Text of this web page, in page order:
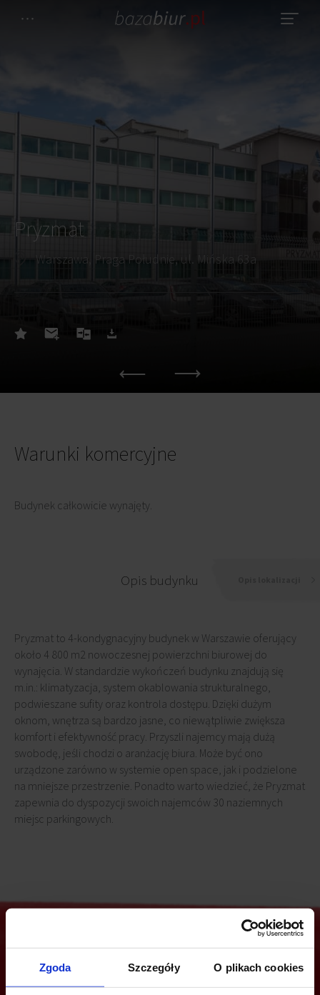
Zgoda Szczegóły O plikach cookies
Pryzmat
Warszawa, Praga Południe, ul. Mińska 63a
Warunki komercyjne
Budynek całkowicie wynajęty.
Opis budynku
Pryzmat to 4-kondygnacyjny budynek w Warszawie oferujący
około 4 800 m2 nowoczesnej powierzchni biurowej do
wynajęcia. W standardzie wykończeń budynku znajdują się
m.in.: klimatyzacja, system okablowania strukturalnego,
podwieszane sufity oraz kontrola dostępu. Dzięki dużym
oknom, wnętrza są bardzo jasne, co niewątpliwie zwiększa
komfort i efektywność pracy. Przyszli najemcy mają dużą
swobodę, jeśli chodzi o aranżację biura. Może być ono
urządzone zarówno w systemie open space, jak i podzielone
na mniejsze przestrzenie. Ponadto warto wiedzieć, że Pryzmat
zapewnia do dyspozycji swoich najemców 30 naziemnych
miejsc parkingowych.
Jesteś zainteresowany tą ofertą?